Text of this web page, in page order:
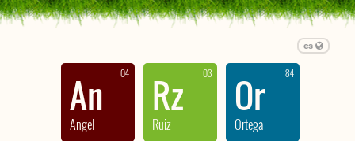
es
04
An
Angel
03
Rz
Ruiz
84
Or
Ortega